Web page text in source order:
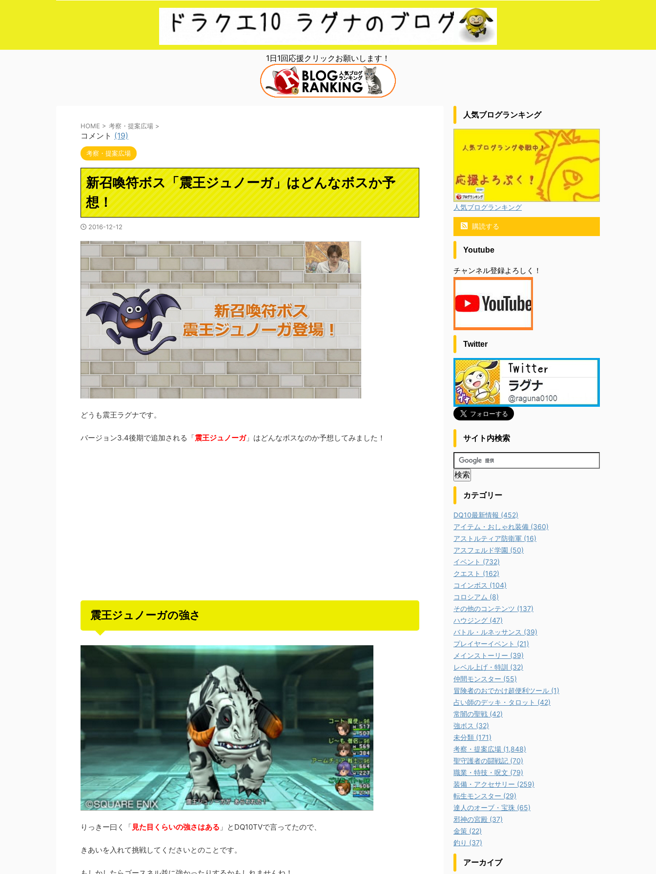
1日1回応援クリックお願いします！
HOME > 考察・提案広場 >
コメント (19)
考察・提案広場
新召喚符ボス「震王ジュノーガ」はどんなボスか予
想！
2016-12-12
どうも震王ラグナです。
バージョン3.4後期で追加される「震王ジュノーガ」はどんなボスなのか予想してみました！
震王ジュノーガの強さ
りっきー曰く「見た目くらいの強さはある 」とDQ10TVで言ってたので、
きあいを入れて挑戦してくださいとのことです。
人気ブログランキング
人気ブログランキング
購読する
Youtube
チャンネル登録よろしく！
Twitter
サイト内検索
カテゴリー
DQ10最新情報 (452)
アイテム・おしゃれ装備 (360)
アストルティア防衛軍 (16)
アスフェルド学園 (50)
イベント (732)
クエスト (162)
コインボス (104)
コロシアム (8)
その他のコンテンツ (137)
ハウジング (47)
バトル・ルネッサンス (39)
プレイヤーイベント (21)
メインストーリー (39)
レベル上げ・特訓 (32)
仲間モンスター (55)
冒険者のおでかけ超便利ツール (1)
占い師のデッキ・タロット (42)
常闇の聖戦 (42)
強ボス (32)
未分類 (171)
考察・提案広場 (1,848)
聖守護者の闘戦記 (70)
職業・特技・呪文 (79)
装備・アクセサリー (259)
転生モンスター (29)
達人のオーブ・宝珠 (65)
邪神の宮殿 (37)
金策 (22)
釣り (37)
アーカイブ